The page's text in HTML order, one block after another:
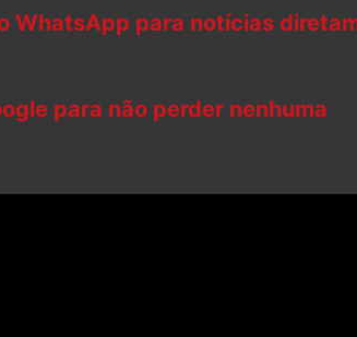
WhatsApp para notícias
para não perder nenhuma